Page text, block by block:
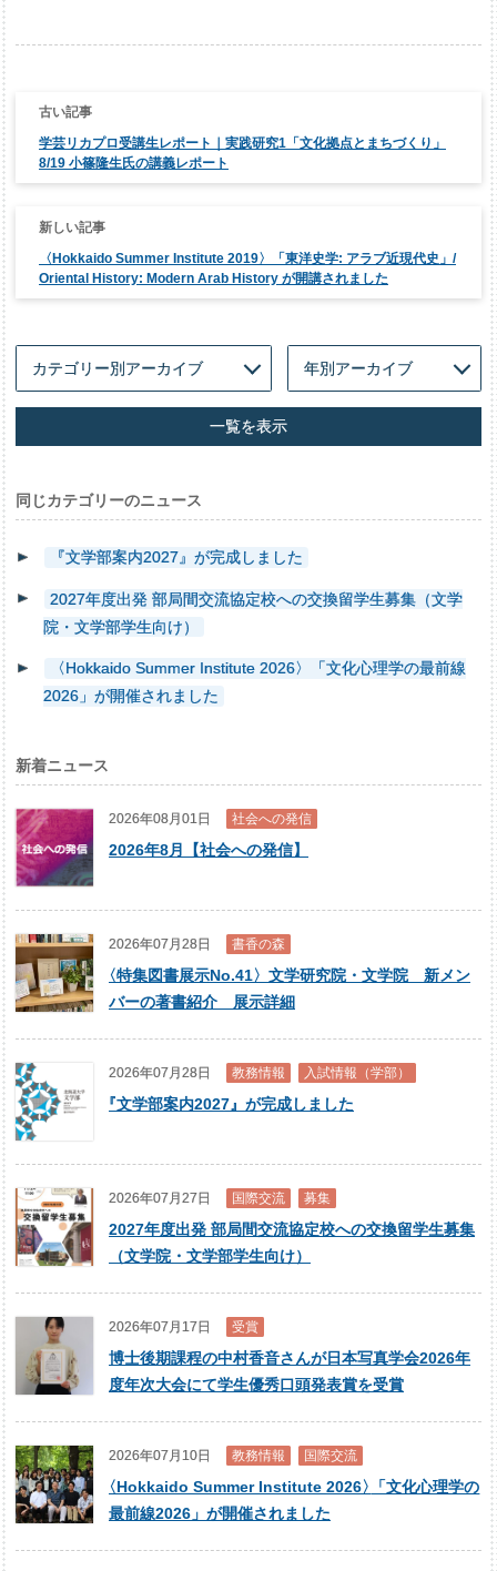
学芸リカプロ受講生レポート｜実践研究1「文化拠点とまちづくり」
8/19 小篠隆生氏の講義レポート
〈Hokkaido Summer Institute 2019〉「東洋史学: アラブ近現代史」/
Oriental History: Modern Arab History が開講されました
一覧を表示
同じカテゴリーのニュース
『文学部案内2027』が完成しました
2027年度出発 部局間交流協定校への交換留学生募集（文学
院・文学部学生向け）
〈Hokkaido Summer Institute 2026〉「文化心理学の最前線
2026」が開催されました
新着ニュース
2026年08月01日 社会への発信
2026年8月【社会への発信】
2026年07月28日 書香の森
〈特集図書展示No.41〉文学研究院・文学院 新メン
バーの著書紹介 展示詳細
2026年07月28日 教務情報 入試情報（学部）
『文学部案内2027』が完成しました
2026年07月27日 国際交流 募集
2027年度出発 部局間交流協定校への交換留学生募集
（文学院・文学部学生向け）
2026年07月17日 受賞
博士後期課程の中村香音さんが日本写真学会2026年
度年次大会にて学生優秀口頭発表賞を受賞
2026年07月10日 教務情報 国際交流
〈Hokkaido Summer Institute 2026〉
「文化心理学の
最前線2026」が開催されました